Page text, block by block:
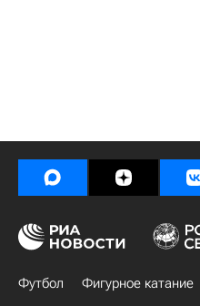
Футбол Фигурное катание